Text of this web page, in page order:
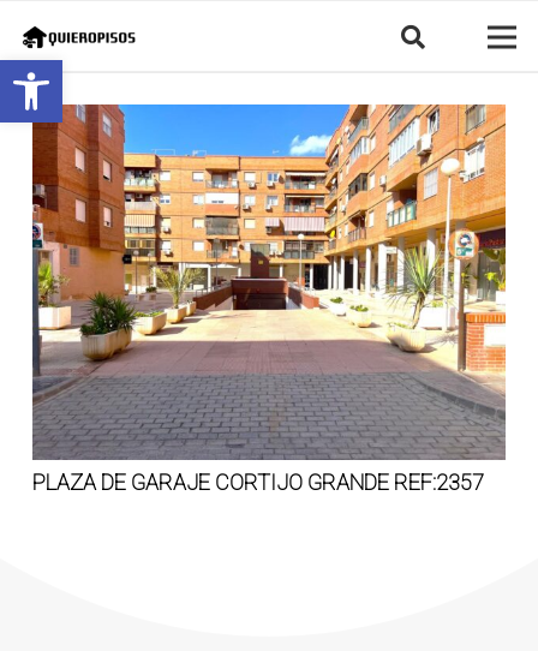
Abrir barra de herramientas
PLAZA DE GARAJE CORTIJO GRANDE REF:2357